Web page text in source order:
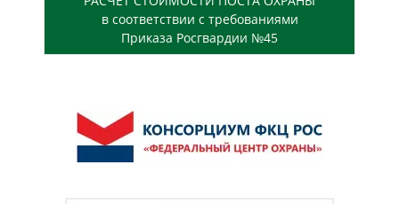
в соответствии с требованиями
Приказа Росгвардии №45